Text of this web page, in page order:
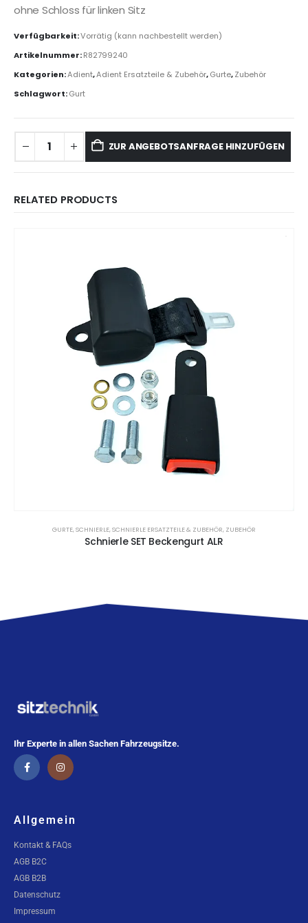
ohne Schloss für linken Sitz
Verfügbarkeit:Vorrätig (kann nachbestellt werden)
Artikelnummer:R82799240
Kategorien:Adient,Adient Ersatzteile & Zubehör,Gurte,Zubehör
Schlagwort:Gurt
ZUR ANGEBOTSANFRAGE HINZUFÜGEN
RELATED PRODUCTS
GURTE,SCHNIERLE,SCHNIERLE ERSATZTEILE & ZUBEHÖR, ZUBEHÖR
Schnierle SET Beckengurt ALR
Ihr Experte in allen Sachen Fahrzeugsitze.
Allgemein
Kontakt & FAQs
AGB B2C
AGB B2B
Datenschutz
Impressum